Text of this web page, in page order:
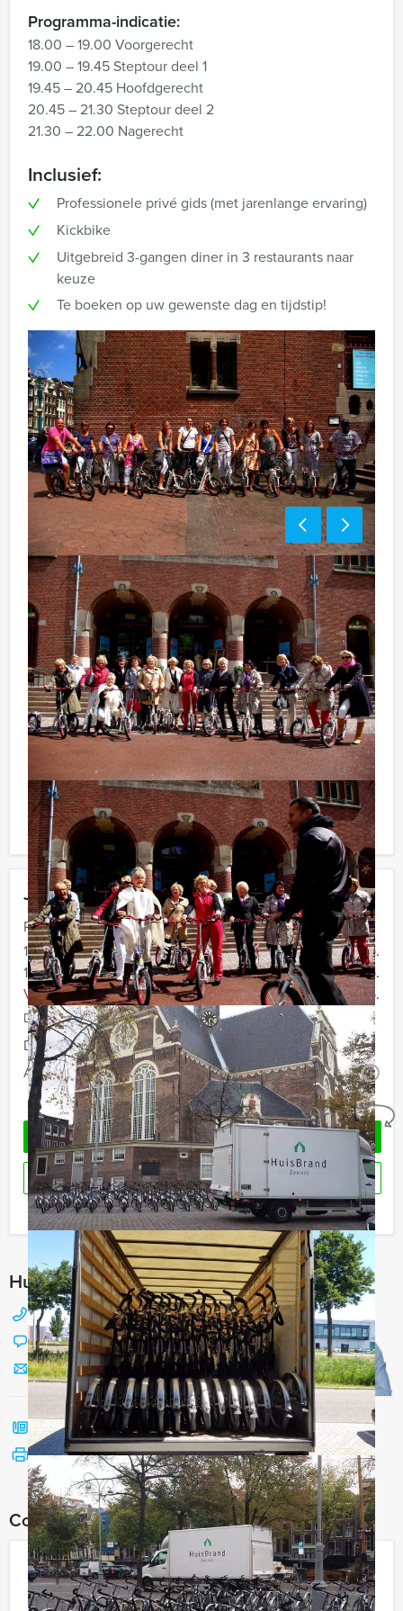
Jouw uitje
Prijs :
12 - 15 personen
€ 79,50 p.p.
16 - 29 personen
€ 76,50 p.p.
Vanaf 30 personen
€ 72,50 p.p.
De prijzen zijn exclusief BTW
Duur:
4 uur
Aantal:
Minimaal 12 personen i
Geheel vrijblijvend
OFFERTE AANVRAGEN
RESERVEREN
Ik heb een vraag over dit uitje
Hulp nodig bij het kiezen?
088 428 81 17
Chat met Jeroen
Stuur ons een mailtje
Bel mij terug
Bekijk printbare versie
Programma-indicatie:
18.00 – 19.00 Voorgerecht
19.00 – 19.45 Steptour deel 1
19.45 – 20.45 Hoofdgerecht
20.45 – 21.30 Steptour deel 2
21.30 – 22.00 Nagerecht
Inclusief:
Professionele privé gids (met jarenlange ervaring)
Kickbike
Uitgebreid 3-gangen diner in 3 restaurants naar
keuze
Te boeken op uw gewenste dag en tijdstip!
Optioneel:
Niet telkens uw knip hoeven trekken om uw drankje af
te rekenen? Voor € 13,50 per persoon per uur dat u in
het restaurant doorbrengt (excl. BTW) kunt u
gebruikmaken van het drankarrangement, waarbij u
onbeperkt kunt genieten van bier, fris, huiswijn, koffie
en thee. En…zo komt u ook achteraf niet voor
verrassingen te staan!
Komt u niet aan het minimale aantal deelnemers? Als u
bereid bent voor het minimale aantal te betalen, kunt u
ook gewoon voor minder personen boeken!
Combineer dit uitje met:
De Popquiz in Eindhoven
Vanaf€ 27,50 p.p. excl. BTW